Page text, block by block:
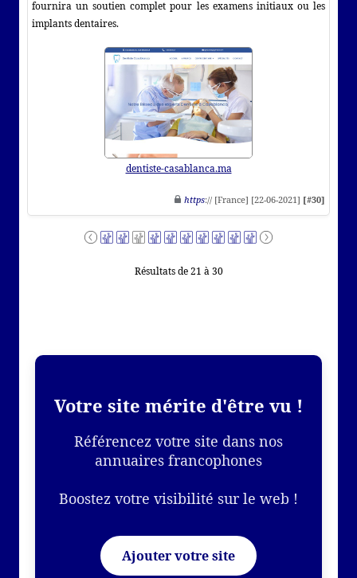
fournira un soutien complet pour les examens initiaux ou les
implants dentaires.
dentiste-casablanca.ma
https:// [France] [22-06-2021] [#30]
Résultats de 21 à 30
Votre site mérite d'être vu !
Référencez votre site dans nos
annuaires francophones
Boostez votre visibilité sur le web !
Ajouter votre site